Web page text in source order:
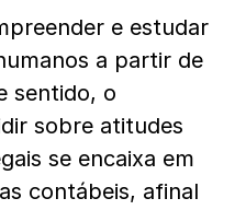
e estudar
a partir de
sentido, o
sobre atitudes
se encaixa em
contábeis, afinal